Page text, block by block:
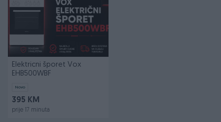
Elektricni šporet Vox
EHB500WBF
Novo
395 KM
prije 17 minuta